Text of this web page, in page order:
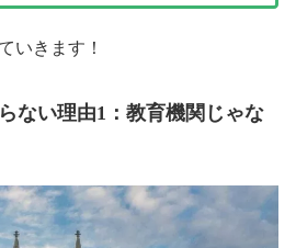
いきます！
ない理由1：教育機関じゃな